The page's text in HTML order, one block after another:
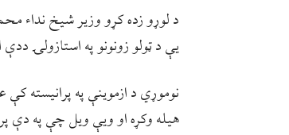
د لوړو زده کړو وزیر شیخ نداء
یې د ټولو زونونو په استازولۍ ددې
نوموړي د ازموینې په پرانیسته کې
هیله وکړه او ویې ویل چې په دې